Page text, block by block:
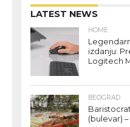
LATEST NEWS
HOME
izdanju:
Logitech
BEOGRAD
(bulevar)